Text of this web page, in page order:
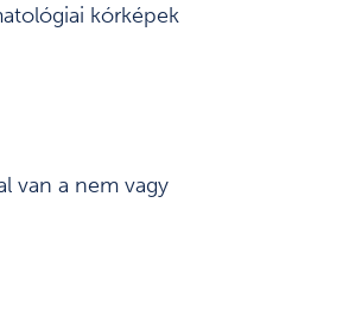
kórképek
van a nem vagy